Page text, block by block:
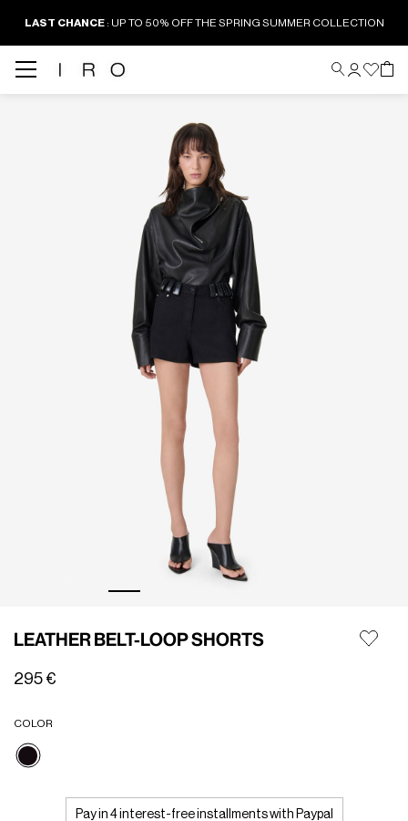
LAST CHANCE: UP TO 50% OFF THE SPRING SUMMER COLLECTION
LEATHER BELT-LOOP SHORTS
295 €
COLOR
selezionato
Pay in 4 interest-free installments with Paypal